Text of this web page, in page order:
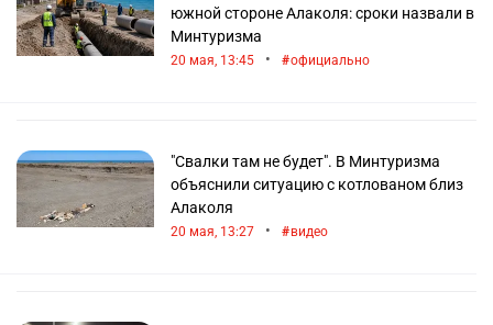
южной стороне Алаколя: сроки назвали в
Минтуризма
20 мая, 13:45 • официально
"Свалки там не будет". В Минтуризма
объяснили ситуацию с котлованом близ
Алаколя
20 мая, 13:27 • видео